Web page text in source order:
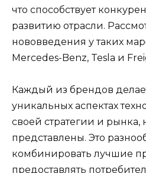
что способствует
развитию отрасли.
нововведения у таких
Mercedes-Benz, Tesla и
Каждый из брендов
уникальных аспектах
своей стратегии и рынка,
представлены. Это
комбинировать лучшие
предоставлять